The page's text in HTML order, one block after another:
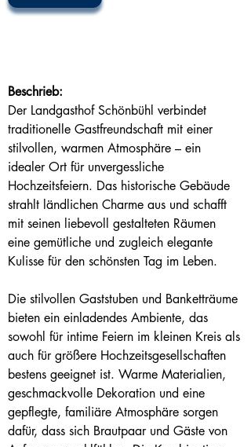
Beschrieb:
Der Landgasthof Schönbühl verbindet
traditionelle Gastfreundschaft mit einer
stilvollen, warmen Atmosphäre – ein
idealer Ort für unvergessliche
Hochzeitsfeiern. Das historische Gebäude
strahlt ländlichen Charme aus und schafft
mit seinen liebevoll gestalteten Räumen
eine gemütliche und zugleich elegante
Kulisse für den schönsten Tag im Leben.
Die stilvollen Gaststuben und Banketträume
bieten ein einladendes Ambiente, das
sowohl für intime Feiern im kleinen Kreis als
auch für größere Hochzeitsgesellschaften
bestens geeignet ist. Warme Materialien,
geschmackvolle Dekoration und eine
gepflegte, familiäre Atmosphäre sorgen
dafür, dass sich Brautpaar und Gäste von